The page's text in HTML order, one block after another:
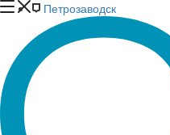
Петрозаводск